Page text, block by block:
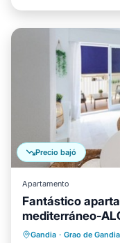
Precio bajó
Apartamento
Fantástico
mediterráneo-
Gandia · Grao de Gandia
Chimenea/